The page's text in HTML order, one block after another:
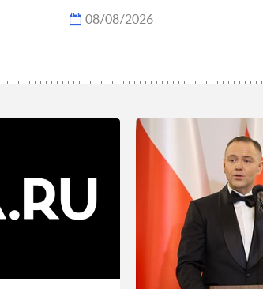
08/08/2026